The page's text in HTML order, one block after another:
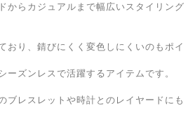
からカジュアルまで幅広いスタイリング
おり、錆びにくく変色しにくいのもポイ
ーズンレスで活躍するアイテムです。
ブレスレットや時計とのレイヤードにも